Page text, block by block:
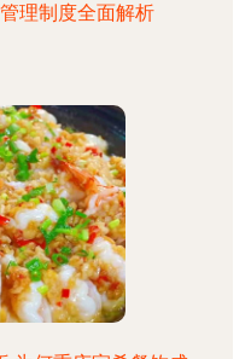
理制度全面解析